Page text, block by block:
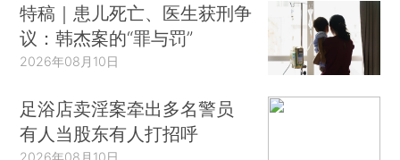
特稿｜患儿死亡、医生获刑争
议：韩杰案的“罪与罚”
2026年08月10日
足浴店卖淫案牵出多名警员
有人当股东有人打招呼